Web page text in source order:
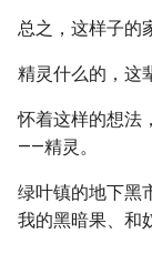
总之，这样子的
精灵什么的，这
怀着这样的想法
——精灵。
绿叶镇的地下黑
我的黑暗果、和